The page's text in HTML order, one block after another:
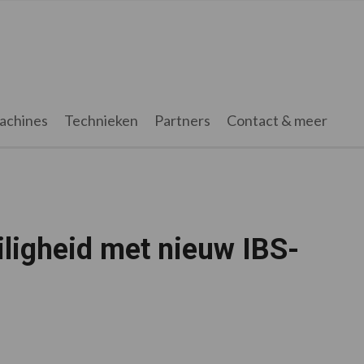
Technieken Partners Contact & meer
met nieuw IBS-